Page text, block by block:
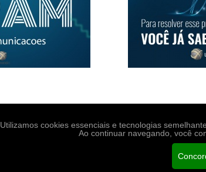
Medicina e saúde
Utilizamos cookies essenciais e tecnologias
Ao continuar navegando, você